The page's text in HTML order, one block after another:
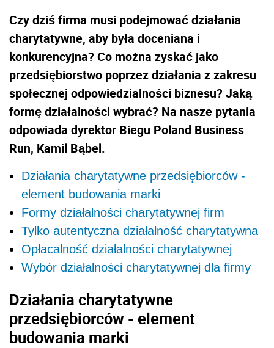
Czy dziś firma musi podejmować działania
charytatywne, aby była doceniana i
konkurencyjna? Co można zyskać jako
przedsiębiorstwo poprzez działania z zakresu
społecznej odpowiedzialności biznesu? Jaką
formę działalności wybrać? Na nasze pytania
odpowiada dyrektor Biegu Poland Business
Run, Kamil Bąbel.
Działania charytatywne przedsiębiorców -
element budowania marki
Formy działalności charytatywnej firm
Tylko autentyczna działalność charytatywna
Opłacalność działalności charytatywnej
Wybór działalności charytatywnej dla firmy
Działania charytatywne
przedsiębiorców - element
budowania marki